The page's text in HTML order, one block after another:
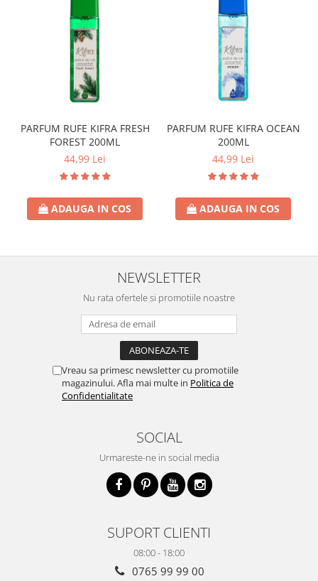
PARFUM RUFE KIFRA FRESH
FOREST 200ML
44,99 Lei
ADAUGA IN COS
PARFUM RUFE KIFRA OCEAN
200ML
44,99 Lei
ADAUGA IN COS
NEWSLETTER
Nu rata ofertele si promotiile noastre
Vreau sa primesc newsletter cu promotiile
magazinului. Afla mai multe in Politica de
Confidentialitate
SOCIAL
Urmareste-ne in social media
SUPORT CLIENTI
08:00 - 18:00
0765 99 99 00